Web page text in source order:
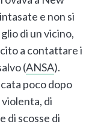
e non si
di un vicino,
a contattare i
(ANSA).
poco dopo
violenta, di
di scosse di